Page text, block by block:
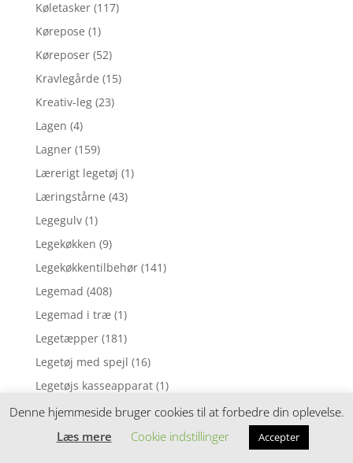
Køletasker (117)
Kørepose (1)
Køreposer (52)
Kravlegårde (15)
Kreativ-leg (23)
Lagen (4)
Lagner (159)
Lærerigt legetøj (1)
Læringstårne (43)
Legegulv (1)
Legekøkken (9)
Legekøkkentilbehør (141)
Legemad (408)
Legemad i træ (1)
Legetæpper (181)
Legetøj med spejl (16)
Legetøjs kasseapparat (1)
Legetøjsbil (4)
Legetøjsdyr (90)
Denne hjemmeside bruger cookies til at forbedre din oplevelse.
Læs mere
Cookie indstillinger Accepter